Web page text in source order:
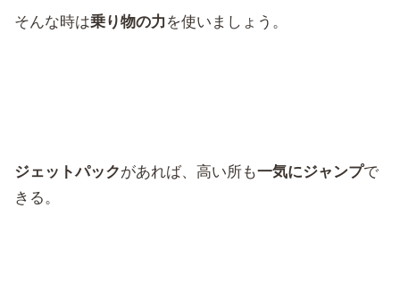
そんな時は乗り物の力 を使いましょう。
ジェットパックがあれば、高い所も一気にジャンプで
きる。